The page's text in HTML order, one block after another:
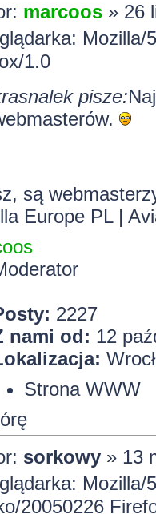
marcoos» 26
Mozilla/
1.0
pisze:
są
Europe PL|
2227
nami od: 12
Strona WWW
sorkowy» 13
20050226